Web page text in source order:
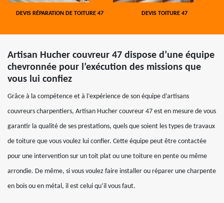
DEVIS RÉPARATION DE TOITURE 47 DEVIS TOITURE 47
Artisan Hucher couvreur 47 dispose d’une équipe
chevronnée pour l’exécution des missions que
vous lui confiez
Grâce à la compétence et à l’expérience de son équipe d’artisans
couvreurs charpentiers, Artisan Hucher couvreur 47 est en mesure de vous
garantir la qualité de ses prestations, quels que soient les types de travaux
de toiture que vous voulez lui confier. Cette équipe peut être contactée
pour une intervention sur un toit plat ou une toiture en pente ou même
arrondie. De même, si vous voulez faire installer ou réparer une charpente
en bois ou en métal, il est celui qu’il vous faut.